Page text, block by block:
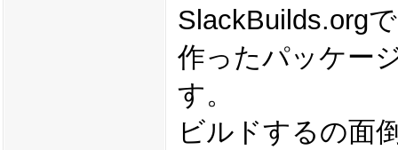
SlackBuilds.org
作ったパッケー
す。
ビルドするの面